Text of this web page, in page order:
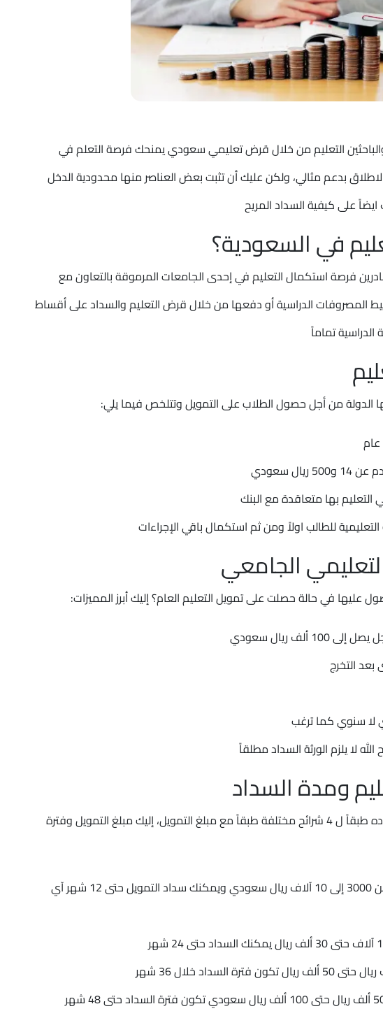
التعليم من خلال قرض تعليمي سعودي يمنحك فرصة التعلم في
بدعم مثالي، ولكن عليك أن تثبت بعض العناصر منها محدودية الدخل
على كيفية السداد المريح
في السعودية؟
قادرين فرصة استكمال التعليم في إحدى الجامعات المرموقة بالتعاون مع
المصروفات الدراسية أو دفعها من خلال قرض التعليم والسداد على أقساط
تماماً
الدولة من أجل حصول الطلاب على التمويل وتتلخص فيما يلي:
سعودي
بها متعاقدة مع البنك
للطالب اولاً ومن ثم استكمال باقي الإجراءات
الجامعي
عليها في حالة حصلت على تمويل التعليم العام؟ إليك أبرز المميزات:
ريال سعودي
سنوي كما ترغب
لا يلزم الورثة السداد مطلقاً
ومدة السداد
يمكنك الحصول على القرض وسداده طبقاً ل 4 شرائح مختلفة طبقاً مع مبلغ التمويل، إليك مبلغ التمويل وفترة
إذا كان مبلغ التمويل يبدأ من 3000 إلى 10 آلاف ريال سعودي ويمكنك سداد التمويل حتى 12 شهر آي